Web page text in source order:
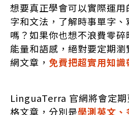
想要真正學會可以實際運
字和文法，了解時事單字
嗎？如果你也想不浪費零
能量和語感，絕對要定期
網文章， 免費把超實用知識
LinguaTerra 官網將會定
格文章，分別是學測英文、